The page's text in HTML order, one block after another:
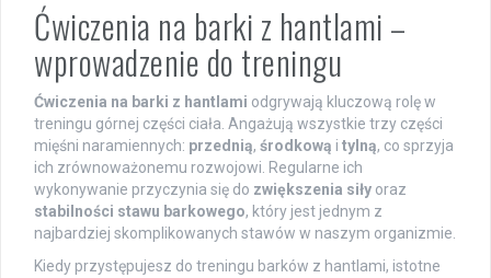
Ćwiczenia na barki z hantlami –
wprowadzenie do treningu
Ćwiczenia na barki z hantlami odgrywają kluczową rolę w
treningu górnej części ciała. Angażują wszystkie trzy części
mięśni naramiennych: przednią, środkową i tylną, co sprzyja
ich zrównoważonemu rozwojowi. Regularne ich
wykonywanie przyczynia się do zwiększenia siły oraz
stabilności stawu barkowego, który jest jednym z
najbardziej skomplikowanych stawów w naszym organizmie.
Kiedy przystępujesz do treningu barków z hantlami, istotne